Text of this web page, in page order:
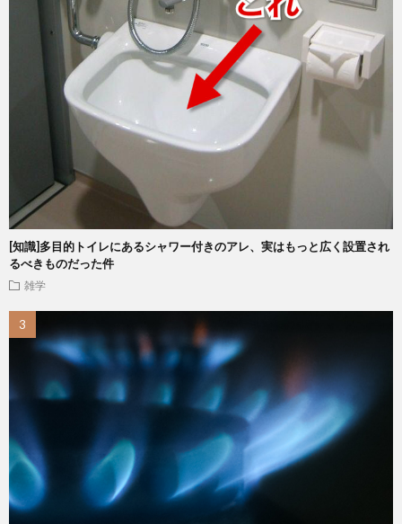
[知識]多目的トイレにあるシャワー付きのアレ、実はもっと広く設置され
るべきものだった件
雑学